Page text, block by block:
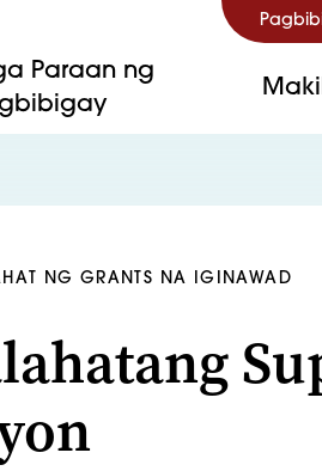
Paraan ng
NG GRANTS NA IGINAWAD